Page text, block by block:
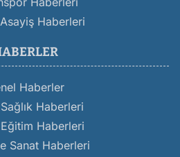
Haberleri
Haberler
Haberleri
Haberleri
Sanat Haberleri